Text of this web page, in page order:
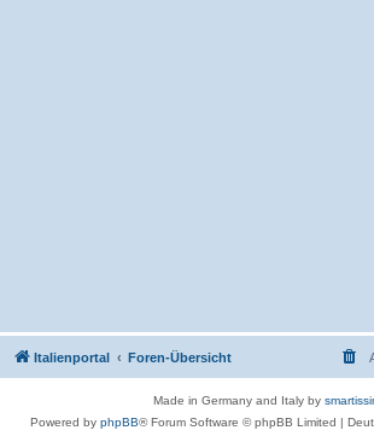
Italienportal Foren-Übersicht
Made in Germany and Italy by
Powered by phpBB® Forum Software © phpBB Limited |